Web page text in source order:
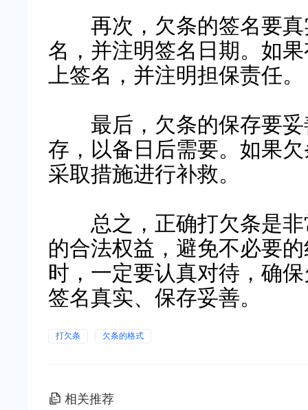
再次，欠条的签名要真
名，并注明签名日期。如
上签名，并注明担保责任。
最后，欠条的保存要妥
存，以备日后需要。如果
采取措施进行补救。
总之，正确打欠条是非
的合法权益，避免不必要
时，一定要认真对待，确
签名真实、保存妥善。
打欠条 欠条的格式
相关推荐